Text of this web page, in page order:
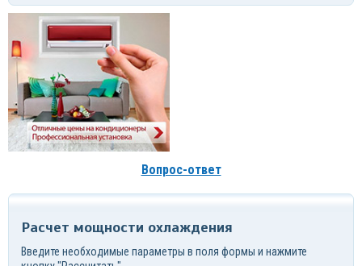
Вопрос-ответ
Расчет мощности охлаждения
Введите необходимые параметры в поля формы и нажмите